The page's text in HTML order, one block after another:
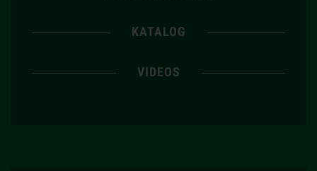
KATALOG
VIDEOS